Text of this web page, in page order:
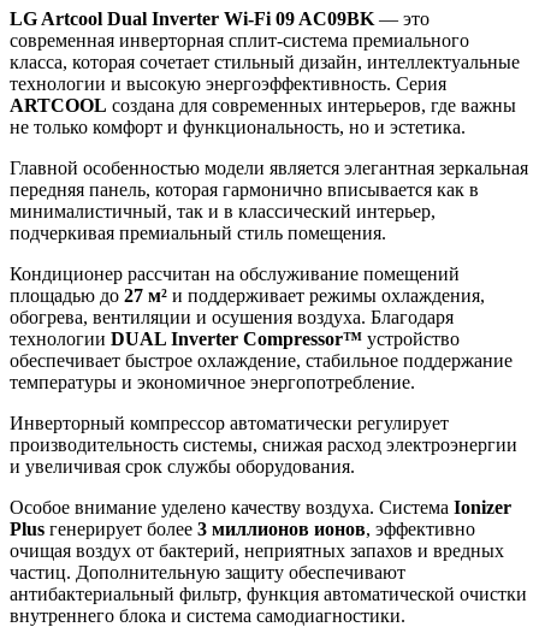
LG Artcool Dual Inverter Wi-Fi 09 AC09BK — это
современная инверторная сплит-система премиального
класса, которая сочетает стильный дизайн, интеллектуальные
технологии и высокую энергоэффективность. Серия
ARTCOOL создана для современных интерьеров, где важны
не только комфорт и функциональность, но и эстетика.
Главной особенностью модели является элегантная зеркальная
передняя панель, которая гармонично вписывается как в
минималистичный, так и в классический интерьер,
подчеркивая премиальный стиль помещения.
Кондиционер рассчитан на обслуживание помещений
площадью до 27 м² и поддерживает режимы охлаждения,
обогрева, вентиляции и осушения воздуха. Благодаря
технологии DUAL Inverter Compressor™ устройство
обеспечивает быстрое охлаждение, стабильное поддержание
температуры и экономичное энергопотребление.
Инверторный компрессор автоматически регулирует
производительность системы, снижая расход электроэнергии
и увеличивая срок службы оборудования.
Особое внимание уделено качеству воздуха. Система Ionizer
Plus генерирует более 3 миллионов ионов, эффективно
очищая воздух от бактерий, неприятных запахов и вредных
частиц. Дополнительную защиту обеспечивают
антибактериальный фильтр, функция автоматической очистки
внутреннего блока и система самодиагностики.